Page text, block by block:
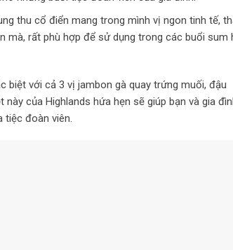
thu cổ điển mang trong mình vị ngon tinh tế,
mà, rất phù hợp để sử dụng trong các buổi sum
biệt với cả 3 vị jambon gà quay trứng muối, đậu
của Highlands hứa hẹn sẽ giúp bạn và gia
tiệc đoàn viên.